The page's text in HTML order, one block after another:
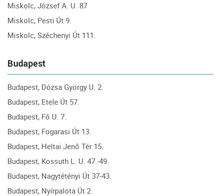
Miskolc, József A. U. 87
Miskolc, Pesti Út 9.
Miskolc, Széchenyi Út 111.
Budapest
Budapest, Dózsa György U. 2.
Budapest, Etele Út 57.
Budapest, Fő U. 7.
Budapest, Fogarasi Út 13.
Budapest, Heltai Jenő Tér 15.
Budapest, Kossuth L. U. 47.-49.
Budapest, Nagytétényi Út 37-43.
Budapest, Nyírpalota Út 2.